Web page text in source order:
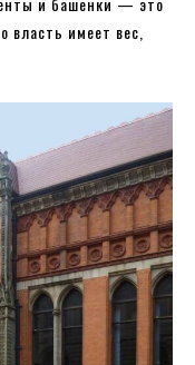
власть имеет вес,